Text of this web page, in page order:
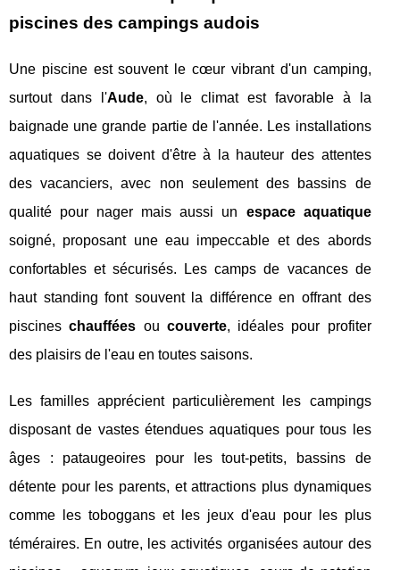
piscines des campings audois
Une piscine est souvent le cœur vibrant d'un camping,
surtout dans l'Aude, où le climat est favorable à la
baignade une grande partie de l'année. Les installations
aquatiques se doivent d'être à la hauteur des attentes
des vacanciers, avec non seulement des bassins de
qualité pour nager mais aussi un espace aquatique
soigné, proposant une eau impeccable et des abords
confortables et sécurisés. Les camps de vacances de
haut standing font souvent la différence en offrant des
piscineschauffées ou couverte, idéales pour profiter
des plaisirs de l'eau en toutes saisons.
Les familles apprécient particulièrement les campings
disposant de vastes étendues aquatiques pour tous les
âges : pataugeoires pour les tout-petits, bassins de
détente pour les parents, et attractions plus dynamiques
comme les toboggans et les jeux d'eau pour les plus
téméraires. En outre, les activités organisées autour des